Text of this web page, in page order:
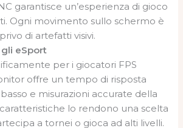
garantisce un’esperienza di gioco
Ogni movimento sullo schermo è
di artefatti visivi.
eSport
per i giocatori FPS
offre un tempo di risposta
e misurazioni accurate della
lo rendono una scelta
a tornei o gioca ad alti livelli.